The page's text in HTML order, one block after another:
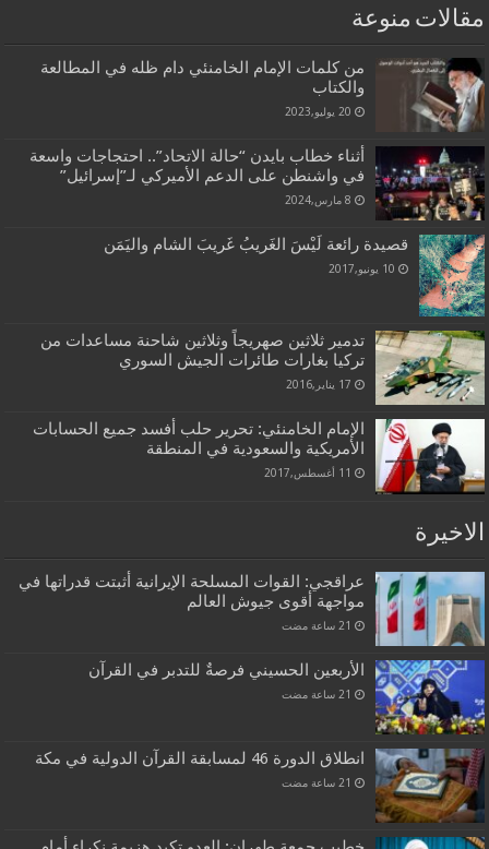
مقالات منوعة
من كلمات الإمام الخامنئي دام ظله في المطالعة
والكتاب
20 يوليو,2023
أثناء خطاب بايدن “حالة الاتحاد”.. احتجاجات واسعة
في واشنطن على الدعم الأميركي لـ”إسرائيل”
8 مارس,2024
قصيدة رائعة لَيْسَ الغَريبُ غَريبَ الشام واليَمَن
10 يونيو,2017
تدمير ثلاثين صهريجاً وثلاثين شاحنة مساعدات من
تركيا بغارات طائرات الجيش السوري
17 يناير,2016
الإمام الخامنئي: تحرير حلب أفسد جميع الحسابات
الأمريكية والسعودية في المنطقة
11 أغسطس,2017
الاخيرة
عراقجي: القوات المسلحة الإيرانية أثبتت قدراتها في
مواجهة أقوى جيوش العالم
الأربعين الحسيني فرصةٌ للتدبر في القرآن
انطلاق الدورة 46 لمسابقة القرآن الدولية في مكة